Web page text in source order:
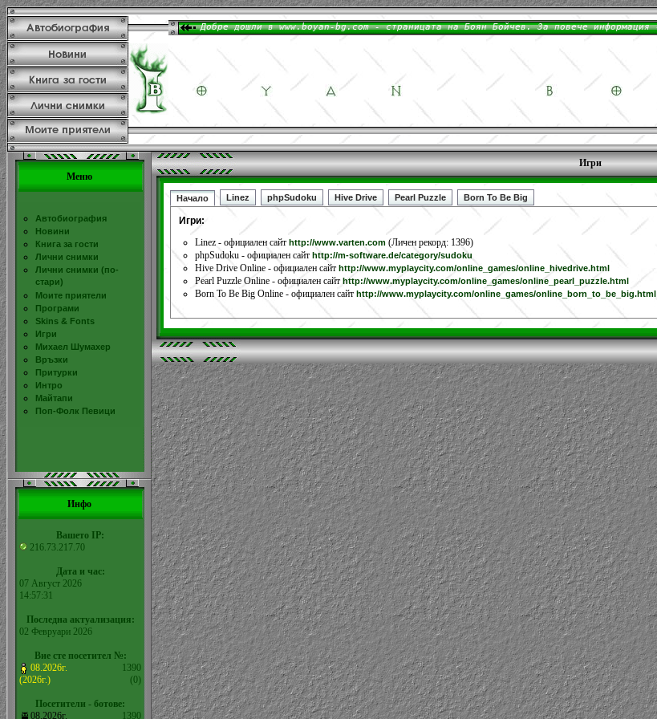
Меню
Автобиография
Новини
Книга за гости
Лични снимки
Лични снимки (по-
стари)
Моите приятели
Програми
Skins & Fonts
Игри
Михаел Шумахер
Връзки
Притурки
Интро
Майтапи
Поп-Фолк Певици
Инфо
Вашето IP:
216.73.217.70
Дата и час:
07 Август 2026
14:57:31
Последна актуализация:
02 Февруари 2026
Вие сте посетител №:
08.2026г.
1390
(2026г.)
(0)
Посетители - ботове:
08.2026г.
1390
Игри
Начало Linez phpSudoku Hive Drive Pearl Puzzle Born To Be Big
Игри:
Linez - официален сайт http://www.varten.com(Личен рекорд: 1396)
phpSudoku - официален сайт http://m-software.de/category/sudoku
Hive Drive Online - официален сайт http://www.myplaycity.com/online_games/online_hivedrive.html
Pearl Puzzle Online - официален сайт http://www.myplaycity.com/online_games/online_pearl_puzzle.html
Born To Be Big Online - официален сайт http://www.myplaycity.com/online_games/online_born_to_be_big.html